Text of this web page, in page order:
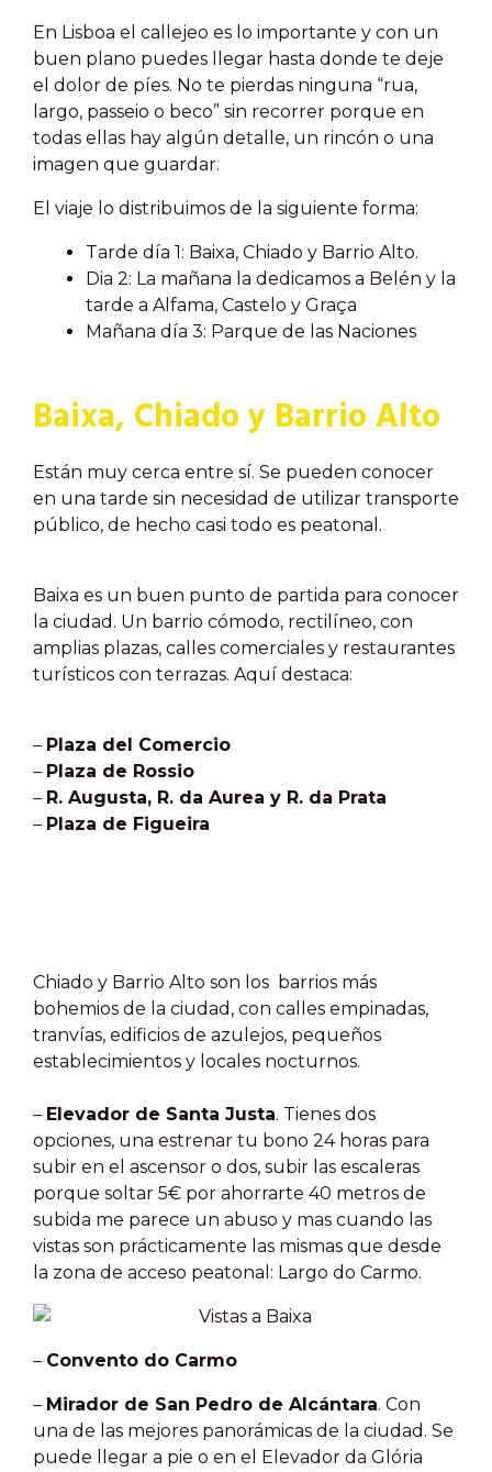
En Lisboa el callejeo es lo importante y con un
buen plano puedes llegar hasta donde te deje
el dolor de píes. No te pierdas ninguna “rua,
largo, passeio o beco” sin recorrer porque en
todas ellas hay algún detalle, un rincón o una
imagen que guardar.
El viaje lo distribuimos de la siguiente forma:
Tarde día 1: Baixa, Chiado y Barrio Alto.
Dia 2: La mañana la dedicamos a Belén y la
tarde a Alfama, Castelo y Graça
Mañana día 3: Parque de las Naciones
Baixa, Chiado y Barrio Alto
Están muy cerca entre sí. Se pueden conocer
en una tarde sin necesidad de utilizar transporte
público, de hecho casi todo es peatonal.
Baixa es un buen punto de partida para conocer
la ciudad. Un barrio cómodo, rectilíneo, con
amplias plazas, calles comerciales y restaurantes
turísticos con terrazas. Aquí destaca:
– Plaza del Comercio
– Plaza de Rossio
– R. Augusta, R. da Aurea y R. da Prata
– Plaza de Figueira
Chiado y Barrio Alto son los barrios más
bohemios de la ciudad, con calles empinadas,
tranvías, edificios de azulejos, pequeños
establecimientos y locales nocturnos.
– Elevador de Santa Justa. Tienes dos
opciones, una estrenar tu bono 24 horas para
subir en el ascensor o dos, subir las escaleras
porque soltar 5€ por ahorrarte 40 metros de
subida me parece un abuso y mas cuando las
vistas son prácticamente las mismas que desde
la zona de acceso peatonal: Largo do Carmo.
– Convento do Carmo
– Mirador de San Pedro de Alcántara. Con
una de las mejores panorámicas de la ciudad. Se
puede llegar a pie o en el Elevador da Glória